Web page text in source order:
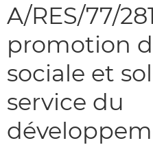
A/RES/77/
promotion
sociale et
service du